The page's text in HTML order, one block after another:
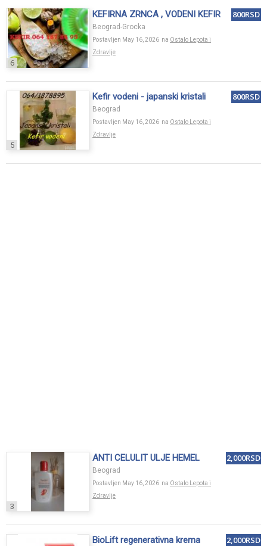
6
KEFIRNA ZRNCA , VODENI KEFIR
Beograd-Grocka
Postavljen May 16, 2026 na Ostalo Lepota i
Zdravlje
800RSD
5
Kefir vodeni - japanski kristali
Beograd
Postavljen May 16, 2026 na Ostalo Lepota i
Zdravlje
800RSD
3
ANTI CELULIT ULJE HEMEL
Beograd
Postavljen May 16, 2026 na Ostalo Lepota i
Zdravlje
2,000RSD
BioLift regenerativna krema 2,000RSD